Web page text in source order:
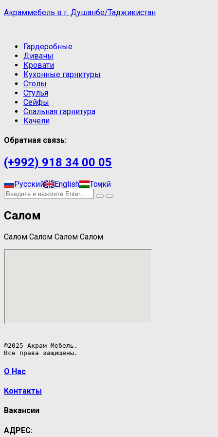
Акраммебель в г. Душанбе/Таджикистан
Гардеробные
Диваны
Кровати
Кухонные гарнитуры
Столы
Стулья
Сейфы
Спальная гарнитура
Качели
Обратная связь:
(+992) 918 34 00 05
Русский English Тоҷикӣ
Салом
Салом Салом Салом Салом
©2025 Акрам-Мебель.
Все права защищены.
О Нас
Контакты
Вакансии
АДРЕС: